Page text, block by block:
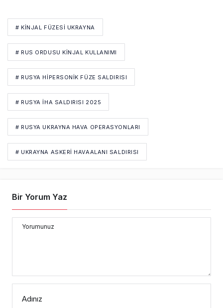
# KINJAL FÜZESI UKRAYNA
# RUS ORDUSU KINJAL KULLANIMI
# RUSYA HIPERSONIK FÜZE SALDIRISI
# RUSYA İHA SALDIRISI 2025
# RUSYA UKRAYNA HAVA OPERASYONLARI
# UKRAYNA ASKERI HAVAALANI SALDIRISI
Bir Yorum Yaz
Yorumunuz
Adınız